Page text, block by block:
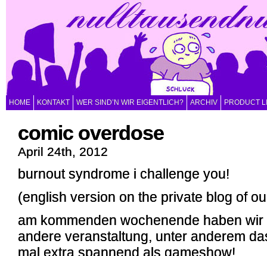
HOME KONTAKT WER SIND’N WIR EIGENTLICH? ARCHIV PRODUCT
comic overdose
April 24th, 2012
burnout syndrome i challenge you!
(english version on the private blog of
am kommenden wochenende haben
andere veranstaltung, unter anderem
mal extra spannend als gameshow!